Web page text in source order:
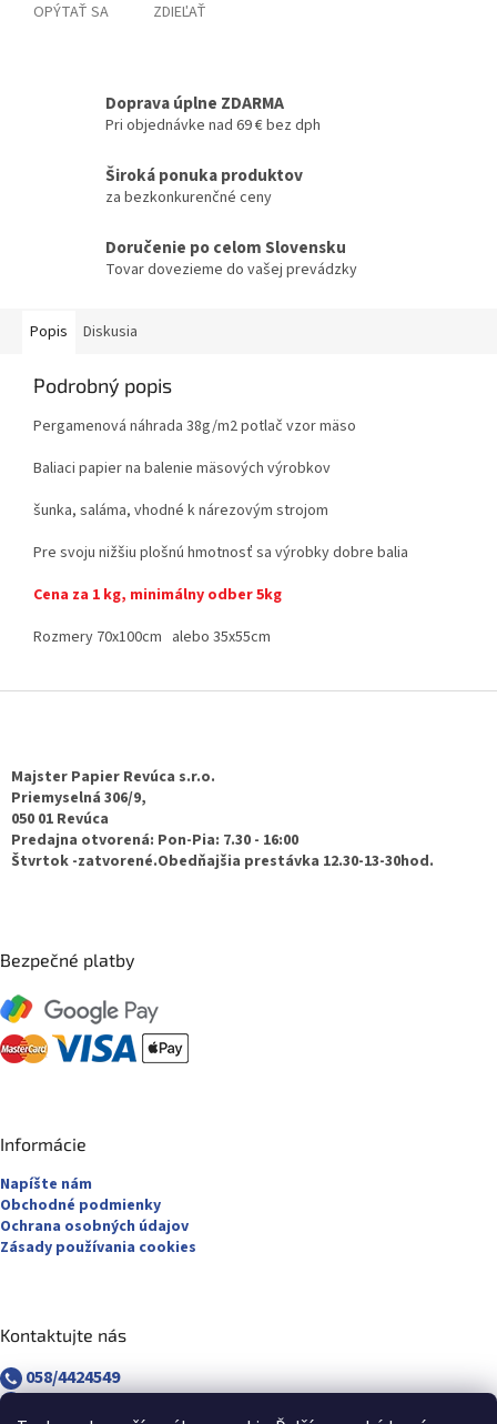
OPÝTAŤ SA ZDIEĽAŤ
Doprava úplne ZDARMA
Pri objednávke nad 69 € bez dph
Široká ponuka produktov
za bezkonkurenčné ceny
Doručenie po celom Slovensku
Tovar dovezieme do vašej prevádzky
Popis Diskusia
Podrobný popis
Pergamenová náhrada 38g/m2 potlač vzor mäso
Baliaci papier na balenie mäsových výrobkov
šunka, saláma, vhodné k nárezovým strojom
Pre svoju nižšiu plošnú hmotnosť sa výrobky dobre balia
Cena za 1 kg, minimálny odber 5kg
Rozmery 70x100cm alebo 35x55cm
Majster Papier Revúca s.r.o.
Priemyselná 306/9,
050 01 Revúca
Predajna otvorená: Pon-Pia: 7.30 - 16:00
Štvrtok -zatvorené.Obedňajšia prestávka 12.30-13-30hod.
Bezpečné platby
Informácie
Napíšte nám
Obchodné podmienky
Ochrana osobných údajov
Zásady používania cookies
Kontaktujte nás
058/4424549